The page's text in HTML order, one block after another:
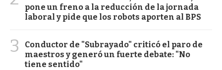
pone un freno a la reducción de la jornada
laboral y pide que los robots aporten al BPS
3
Conductor de "Subrayado" criticó el paro de
maestros y generó un fuerte debate: "No
tiene sentido"